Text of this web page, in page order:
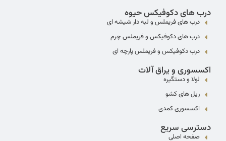
درب های دکوفیکس حیوه
درب های فریملس و لبه دار شیشه ای
درب های دکوفیکس و فریملس چرم
درب دکوفیکس و فریملس پارچه ای
اکسسوری و یراق آلات
لولا و دستگیره
ریل های کشو
اکسسوری کمدی
دسترسی سریع
صفحه اصلی